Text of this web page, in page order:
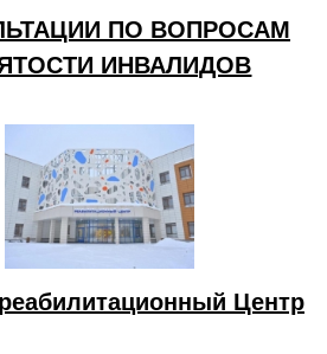
ПО ВОПРОСАМ
ИНВАЛИДОВ
Центр